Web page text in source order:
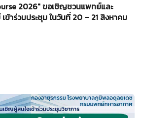
2026" ขอเชิญชวนแพทย์และ
ข้าร่วมประชุม ในวันที่ 20 – 21 สิงหาคม